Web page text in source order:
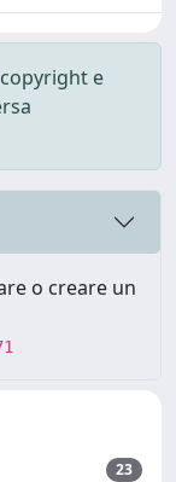
e
o creare un
23